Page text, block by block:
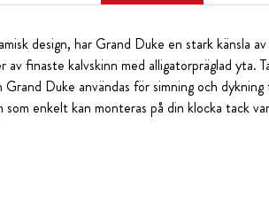
design, har Grand Duke en stark känsla
av finaste kalvskinn med alligatorpräglad yta.
Grand Duke användas för simning och
som enkelt kan monteras på din klocka tack